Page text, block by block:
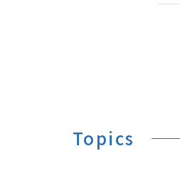
Topics